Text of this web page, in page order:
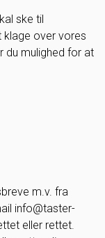
ske til
klage over vores
du mulighed for at
m.v. fra
info@taster-
eller rettet.